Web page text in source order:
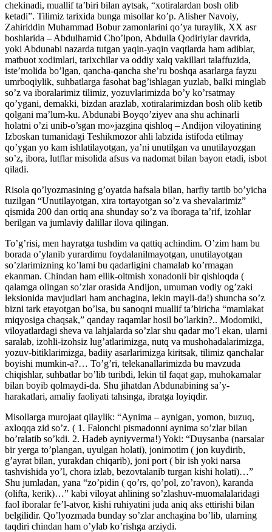
chekinadi, muallif ta’biri bilan aytsak, “xotiralardan bosh olib
ketadi”. Tilimiz tarixida bunga misollar ko’p. Alisher Navoiy,
Zahiriddin Muhammad Bobur zamonlarini qo’ya turaylik, XX asr
boshlarida – Abdulhamid Cho’lpon, Abdulla Qodiriylar davrida,
yoki Abdunabi nazarda tutgan yaqin-yaqin vaqtlarda ham adiblar,
matbuot xodimlari, tarixchilar va oddiy xalq vakillari talaffuzida,
iste’molida bo’lgan, qancha-qancha she’ru boshqa asarlarga fayzu
umrboqiylik, suhbatlarga fasohat bag’ishlagan yuzlab, balki minglab
so’z va iboralarimiz tilimiz, yozuvlarimizda bo’y ko’rsatmay
qo’ygani, demakki, bizdan arazlab, xotiralarimizdan bosh olib ketib
qolgani ma’lum-ku. Abdunabi Boyqo’ziyev ana shu achinarli
holatni o’zi unib-o’sgan mo»jazgina qishloq – Andijon viloyatining
Izboskan tumanidagi Teshikmozor ahli labzida istifoda etilmay
qo’ygan yo kam ishlatilayotgan, ya’ni unutilgan va unutilayozgan
so’z, ibora, lutflar misolida afsus va nadomat bilan bayon etadi, isbot
qiladi.
Risola qo’lyozmasining g’oyatda hafsala bilan, harfiy tartib bo’yicha
tuzilgan “Unutilayotgan, xira tortayotgan so’z va shevalarimiz”
qismida 200 dan ortiq ana shunday so’z va iboraga ta’rif, izohlar
berilgan va jumlaviy dalillar ilova qilingan.
To’g’risi, men hayratga tushdim va qattiq achindim. O’zim ham bu
borada o’ylanib yurardimu foydalanilmayotgan, unutilayotgan
so’zlarimizning ko’lami bu qadarligini chamalab ko’rmagan
ekanman. Chindan ham ellik-oltmish xonadonli bir qishloqda (
qalamga olingan so’zlar orasida Andijon, umuman vodiy og’zaki
leksionida mavjudlari ham anchagina, lekin mayli-da!) shuncha so’z
bizni tark etayotgan bo’lsa, bu sanoqni muallif ta’biricha “mamlakat
miqyosiga chaqsak,” qanday raqamlar hosil bo’larkin?.. Modomiki,
viloyatlardagi sheva va lahjalarda so’zlar shu qadar mo’l ekan, ularni
saralab, izohli-izohsiz lug’atlarimizga, nutq va mushohadalarimizga,
yozuv-bitiklarimizga, badiiy asarlarimizga kiritsak, tilimiz qanchalar
boyishi mumkin-a?… To’g’ri, telekanallarimizda bu mavzuda
chiqishlar, suhbatlar bo’lib turibdi, lekin til faqat gap, muhokamalar
bilan boyib qolmaydi-da. Shu jihatdan Abdunabining sa’y-
harakatlari, amaliy faoliyati tahsinga, ibratga loyiqdir.
Misollarga murojaat qilaylik: “Aynima – aynigan, yomon, buzuq,
axloqqa zid so’z. ( 1. Falonchi pismadonni aynima so’zlar bilan
bo’ralatib so’kdi. 2. Hadeb ayniyverma!) Yoki: “Duysanba (narsalar
bir yerga to’plangan, uyulgan holati), jonimotim ( jon kuydirib,
g’ayrat bilan, yurakdan chiqarib), joni port ( bir ish yoki narsa
tashvishida yo’l, chora izlab, bezovtalanib turgan kishi holati)…”
Shu jumladan, yana “zo’pidin ( qo’rs, qo’pol, zo’ravon), karanda
(olifta, kerik)…” kabi viloyat ahlining so’zlashuv-muomalalaridagi
faol iboralar fe’l-atvor, kishi ruhiyatini juda aniq aks ettirishi bilan
belgilidir. Qo’lyozmada bunday so’zlar anchagina bo’lib, ularning
taqdiri chindan ham o’ylab ko’rishga arziydi.